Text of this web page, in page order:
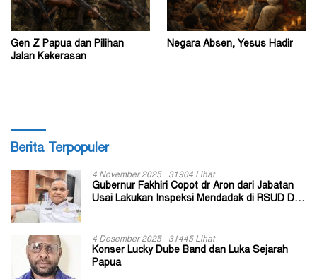
Gen Z Papua dan Pilihan
Jalan Kekerasan
Negara Absen, Yesus Hadir
Berita Terpopuler
4 November 2025 31904 Lihat
Gubernur Fakhiri Copot dr Aron dari Jabatan
Usai Lakukan Inspeksi Mendadak di RSUD Dok
4 Desember 2025 31445 Lihat
Konser Lucky Dube Band dan Luka Sejarah
Papua